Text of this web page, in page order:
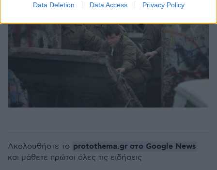
Data Deletion Data Access Privacy Policy
Ακολουθήστε το protothema.gr στο Google News
και μάθετε πρώτοι όλες τις ειδήσεις